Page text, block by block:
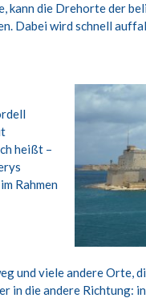
kann die Drehorte der
Dabei wird schnell
heißt –
Rahmen
und viele andere Orte,
in die andere Richtung: in